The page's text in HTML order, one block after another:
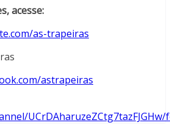
acesse:
as-trapeiras
astrapeiras